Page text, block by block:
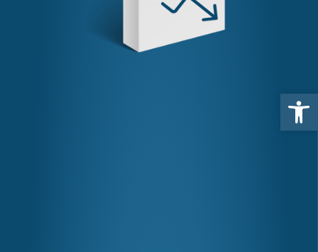
פתח סרגל נגישות